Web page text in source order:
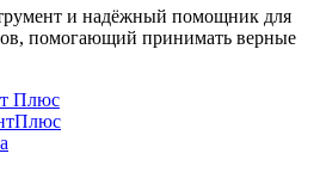
и надёжный помощник для
помогающий принимать верные
Плюс